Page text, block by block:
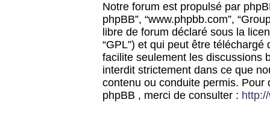
Notre forum est propulsé par
phpBB”, “www.phpbb.com”,
libre de forum déclaré sous la
“GPL”) et qui peut être téléchargé
facilite seulement les discussions
interdit strictement dans ce que
contenu ou conduite permis.
phpBB , merci de consulter :